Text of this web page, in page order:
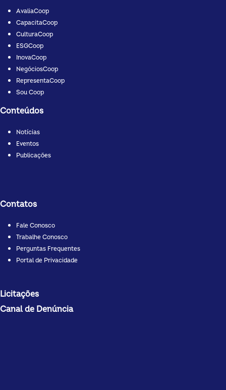
AvaliaCoop
CapacitaCoop
CulturaCoop
ESGCoop
InovaCoop
NegóciosCoop
RepresentaCoop
Sou Coop
Conteúdos
Notícias
Eventos
Publicações
Contatos
Fale Conosco
Trabalhe Conosco
Perguntas Frequentes
Portal de Privacidade
Licitações
Canal de Denúncia